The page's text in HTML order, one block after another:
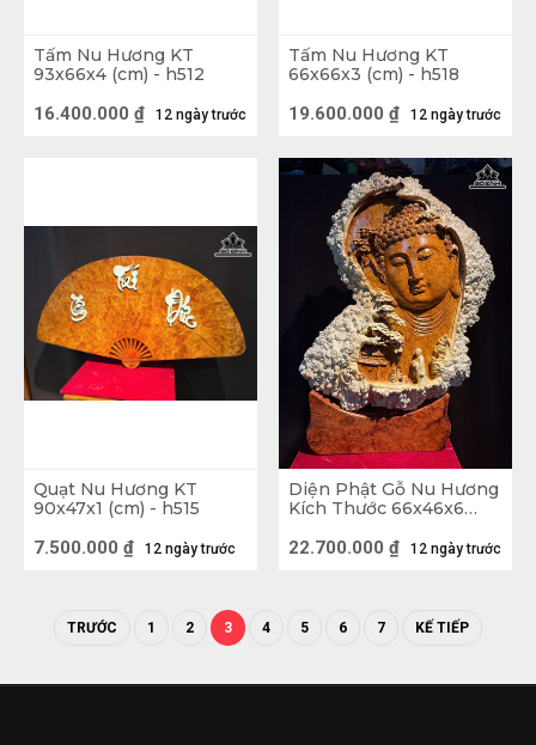
Tấm Nu Hương KT
93x66x4 (cm) - h512
12 ngày trước
16.400.000 ₫
Tấm Nu Hương KT
66x66x3 (cm) - h518
12 ngày trước
19.600.000 ₫
Quạt Nu Hương KT
90x47x1 (cm) - h515
12 ngày trước
7.500.000 ₫
Diện Phật Gỗ Nu Hương
Kích Thước 66x46x6
12 ngày trước
22.700.000 ₫
TRƯỚC 1 2 3 4 5 6 7 KẾ TIẾP